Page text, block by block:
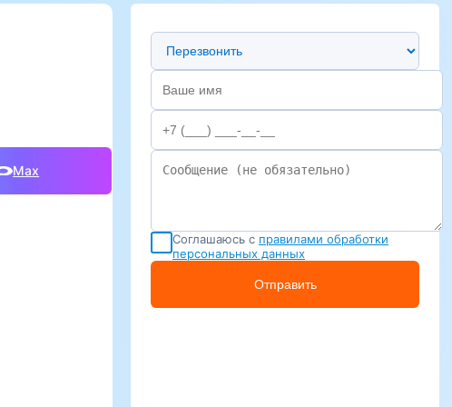
Max
Предпочтительный способ связи
Соглашаюсь с правилами обработки
персональных данных
Отправить